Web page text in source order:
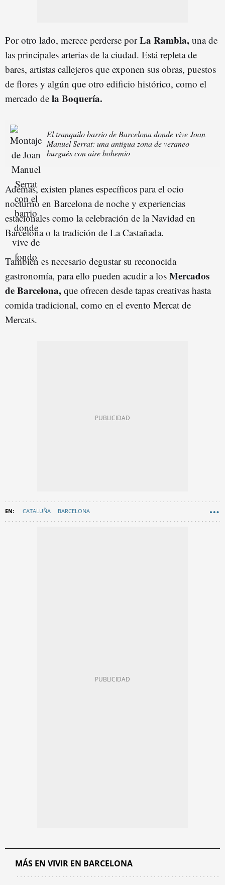
Por otro lado, merece perderse porLa Rambla, una de
las principales arterias de la ciudad. Está repleta de
bares, artistas callejeros que exponen sus obras, puestos
de flores y algún que otro edificio histórico, como el
mercado de la Boquería.
El tranquilo barrio de Barcelona donde vive Joan
Manuel Serrat: una antigua zona de veraneo
burgués con aire bohemio
Además, existen planes específicos para el ocio
nocturno en Barcelona de noche y experiencias
estacionales como la celebración de la Navidad en
Barcelona o la tradición de La Castañada.
También es necesario degustar su reconocida
gastronomía, para ello pueden acudir a los Mercados
de Barcelona, que ofrecen desde tapas creativas hasta
comida tradicional, como en el evento Mercat de
Mercats.
CATALUÑA BARCELONA
MÁS EN VIVIR EN BARCELONA